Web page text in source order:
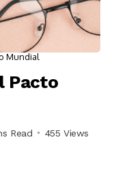
Mundial
Pacto
Read 455 Views